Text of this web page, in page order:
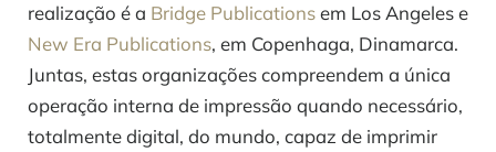
realização é a Bridge Publicationsem Los Angeles e
New Era Publications, em Copenhaga, Dinamarca.
Juntas, estas organizações compreendem a única
operação interna de impressão quando necessário,
totalmente digital, do mundo, capaz de imprimir